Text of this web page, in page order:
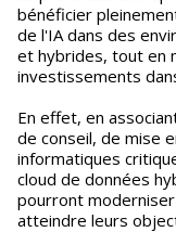
bénéficier
de l'IA dans des
et hybrides, tout en
investissements
En effet, en
de conseil, de mise
informatiques
cloud de données
pourront
atteindre leurs